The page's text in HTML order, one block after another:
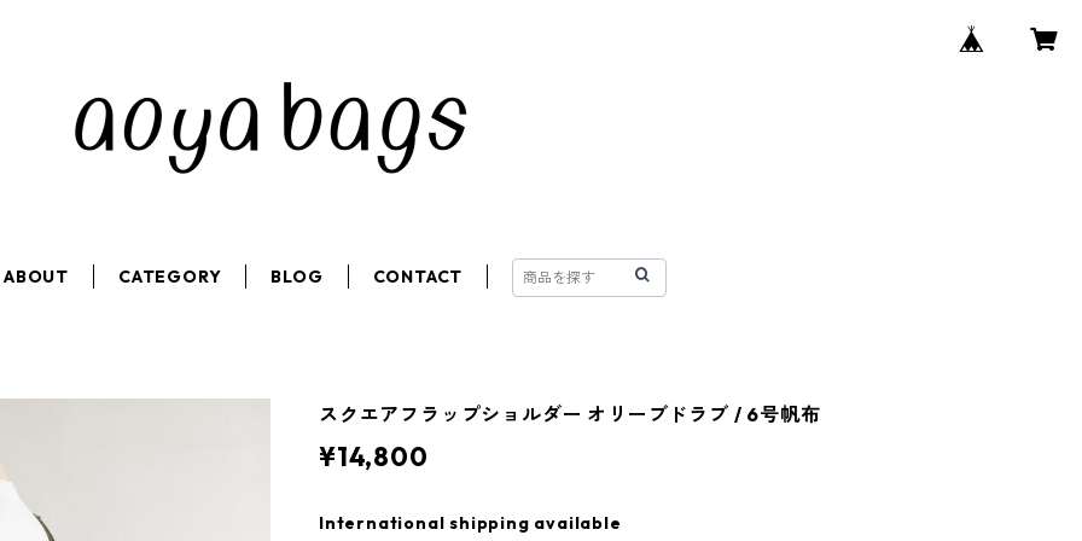
ABOUT CATEGORY BLOG CONTACT
スクエアフラップショルダー オリーブドラブ / 6号帆布
¥14,800
International shipping available